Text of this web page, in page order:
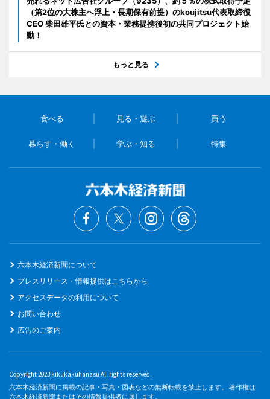
（第2位の大株主へ浮上・長期保有前提）のkoujitsu代表取締役
CEO 柴田雄平氏との資本・業務提携後初の共同プロジェクト始
動！
もっと見る
食べる 見る・遊ぶ 買う
暮らす・働く 学ぶ・知る 特集
六本木経済新聞について
プレスリリース・情報提供はこちらから
アクセスデータの利用について
お問い合わせ
広告のご案内
Copyright 2023 kikukakuhanasu All rights reserved.
六本木経済新聞に掲載の記事・写真・図表などの無断転載を禁止します。 著作権は
六本木経済新聞またはその情報提供者に属します。